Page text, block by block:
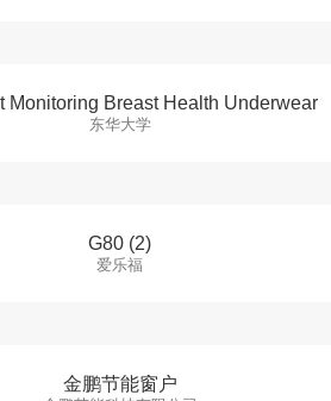
Monitoring Breast Health Underwear
东华大学
G80 (2)
爱乐福
金鹏节能窗户